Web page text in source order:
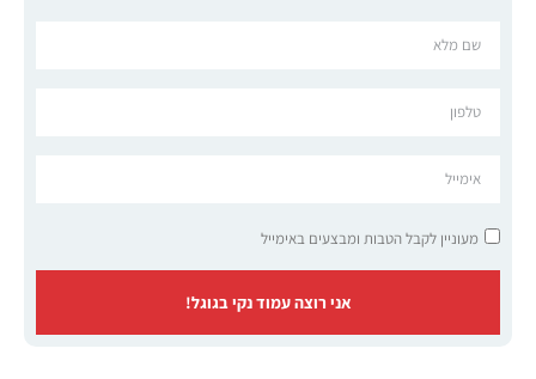
מעוניין לקבל הטבות ומבצעים באימייל
אני רוצה עמוד נקי בגוגל!